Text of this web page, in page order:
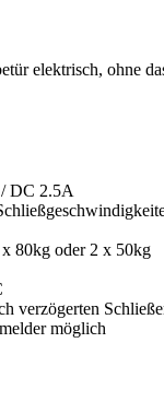
elektrisch, ohne
DC 2.5A
80kg oder 2 x 50kg
verzögerten
möglich